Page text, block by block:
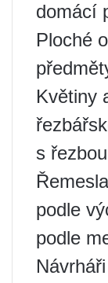
domácí
Ploché
Květiny
s
podle
podle